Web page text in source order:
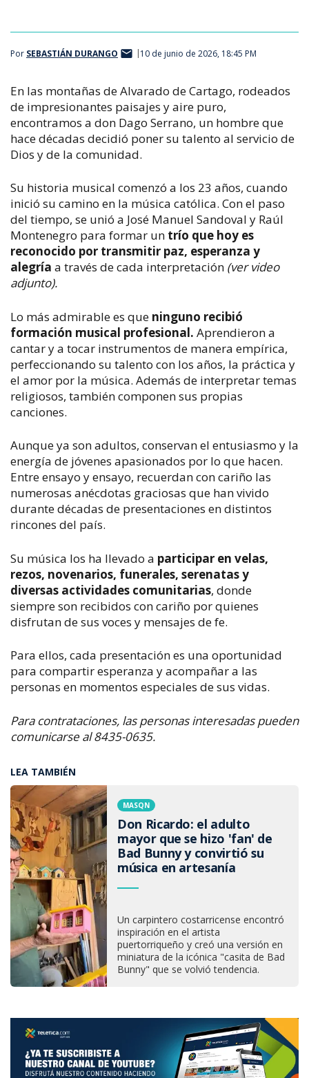
Por SEBASTIÁN DURANGO 10 de junio de 2026, 18:45 PM
En las montañas de Alvarado de Cartago, rodeados
de impresionantes paisajes y aire puro,
encontramos a don Dago Serrano, un hombre que
hace décadas decidió poner su talento al servicio de
Dios y de la comunidad.
Su historia musical comenzó a los 23 años, cuando
inició su camino en la música católica. Con el paso
del tiempo, se unió a José Manuel Sandoval y Raúl
Montenegro para formar un trío que hoy es
reconocido por transmitir paz, esperanza y
alegría a través de cada interpretación (ver video
adjunto).
Lo más admirable es que ninguno recibió
formación musical profesional. Aprendieron a
cantar y a tocar instrumentos de manera empírica,
perfeccionando su talento con los años, la práctica y
el amor por la música. Además de interpretar temas
religiosos, también componen sus propias
canciones.
Aunque ya son adultos, conservan el entusiasmo y la
energía de jóvenes apasionados por lo que hacen.
Entre ensayo y ensayo, recuerdan con cariño las
numerosas anécdotas graciosas que han vivido
durante décadas de presentaciones en distintos
rincones del país.
Su música los ha llevado a participar en velas,
rezos, novenarios, funerales, serenatas y
diversas actividades comunitarias, donde
siempre son recibidos con cariño por quienes
disfrutan de sus voces y mensajes de fe.
Para ellos, cada presentación es una oportunidad
para compartir esperanza y acompañar a las
personas en momentos especiales de sus vidas.
Para contrataciones, las personas interesadas pueden
comunicarse al 8435-0635.
LEA TAMBIÉN
MASQN
Don Ricardo: el adulto
mayor que se hizo 'fan' de
Bad Bunny y convirtió su
música en artesanía
Un carpintero costarricense encontró
inspiración en el artista
puertorriqueño y creó una versión en
miniatura de la icónica "casita de Bad
Bunny" que se volvió tendencia.